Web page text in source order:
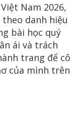
Nam 2026,
danh hiệu
bài học quý
ái và trách
trang để cô
của mình trên